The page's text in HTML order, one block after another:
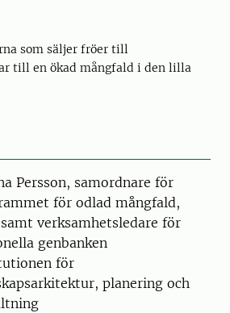
som säljer fröer till
till en ökad mångfald i den lilla
Persson, samordnare för
för odlad mångfald,
verksamhetsledare för
genbanken
för
planering och